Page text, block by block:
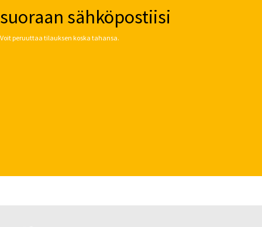
suoraan sähköpostiisi
Voit peruuttaa tilauksen koska tahansa.